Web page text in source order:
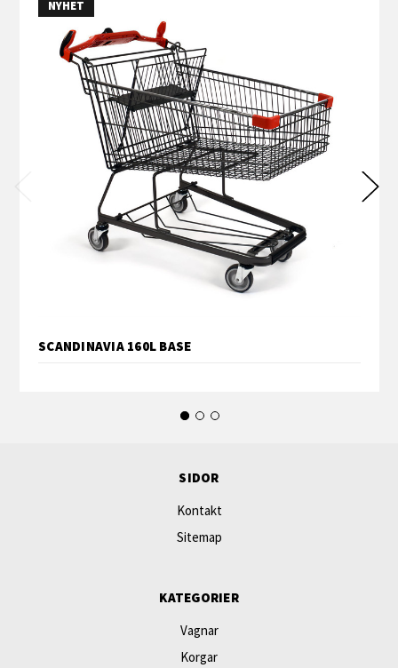
NYHET
SCANDINAVIA 160L BASE
SIDOR
Kontakt
Sitemap
KATEGORIER
Vagnar
Korgar